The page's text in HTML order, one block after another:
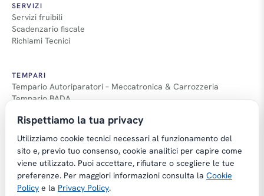
SERVIZI
Servizi fruibili
Scadenzario fiscale
Richiami Tecnici
TEMPARI
Tempario Autoriparatori – Meccatronica & Carrozzeria
Tempario BADA
Guida Applicazione Tempi
Copyright © Tempario.it | Powered by
Planus Group Srl - P.I. IT03584100238
Rispettiamo la tua privacy
Utilizziamo cookie tecnici necessari al funzionamento del
sito e, previo tuo consenso, cookie analitici per capire come
viene utilizzato. Puoi accettare, rifiutare o scegliere le tue
preferenze. Per maggiori informazioni consulta la Cookie
Policy e la Privacy Policy.